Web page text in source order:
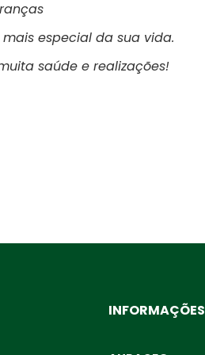
especial da sua vida.
saúde e realizações!
INFORMAÇÕES